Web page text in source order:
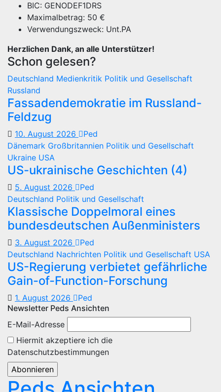
BIC: GENODEF1DRS
Maximalbetrag: 50 €
Verwendungszweck: Unt.PA
Herzlichen Dank, an alle Unterstützer!
Schon gelesen?
Deutschland Medienkritik Politik und Gesellschaft
Russland
Fassadendemokratie im Russland-
Feldzug
10. August 2026
Ped
Dänemark Großbritannien Politik und Gesellschaft
Ukraine USA
US-ukrainische Geschichten (4)
5. August 2026
Ped
Deutschland Politik und Gesellschaft
Klassische Doppelmoral eines
bundesdeutschen Außenministers
3. August 2026
Ped
Deutschland Nachrichten Politik und Gesellschaft USA
US-Regierung verbietet gefährliche
Gain-of-Function-Forschung
1. August 2026
Ped
Newsletter Peds Ansichten
E-Mail-Adresse
Hiermit akzeptiere ich die
Datenschutzbestimmungen